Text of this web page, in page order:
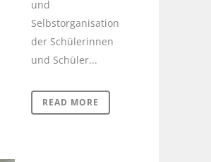
und
Selbstorganisation
der Schülerinnen
und Schüler...
READ MORE